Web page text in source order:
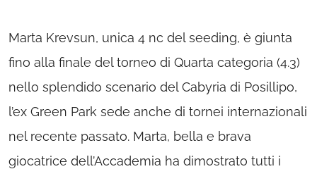
Marta Krevsun, unica 4 nc del seeding, è giunta
fino alla finale del torneo di Quarta categoria (4.3)
nello splendido scenario del Cabyria di Posillipo,
l’ex Green Park sede anche di tornei internazionali
nel recente passato. Marta, bella e brava
giocatrice dell’Accademia ha dimostrato tutti i